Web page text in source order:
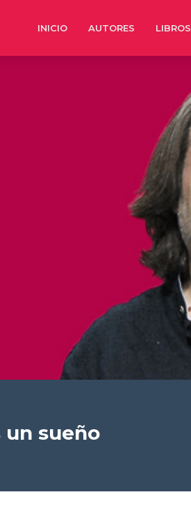
INICIO AUTORES LIBROS
un sueño